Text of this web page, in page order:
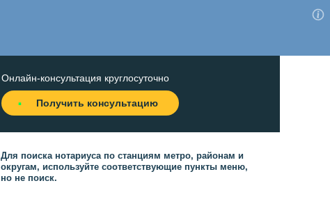
Онлайн-консультация круглосуточно
Получить консультацию
Для поиска нотариуса по станциям метро, районам и
округам, используйте соответствующие пункты меню,
но не поиск.